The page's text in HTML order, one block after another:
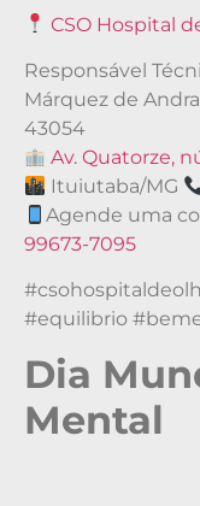
CSO Hospital
Responsável
Márquez de
43054
Av. Quatorze,
Ituiutaba/MG
Agende uma
99673-7095
#equilibrio
Dia
Mental